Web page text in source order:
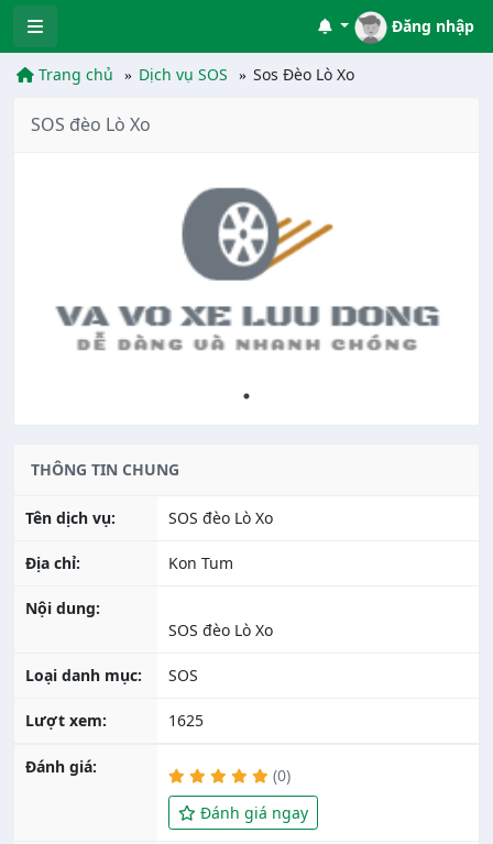
Đăng nhập
Trang chủ Dịch vụ SOS Sos Đèo Lò Xo
SOS đèo Lò Xo
THÔNG TIN CHUNG
Tên dịch vụ: SOS đèo Lò Xo
Địa chỉ: Kon Tum
Nội dung:
SOS đèo Lò Xo
Loại danh mục: SOS
Lượt xem: 1625
Đánh giá:
(0)
Đánh giá ngay